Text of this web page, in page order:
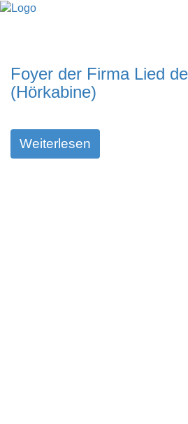
Foyer der Firma Lied
(Hörkabine)
Weiterlesen